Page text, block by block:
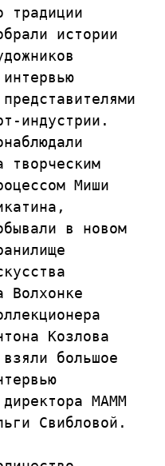
традиции
истории
интервью
представителями
индустрии.
творческим
Миши
в новом
Волхонке
Козлова
взяли большое
директора МАММ
Свибловой.